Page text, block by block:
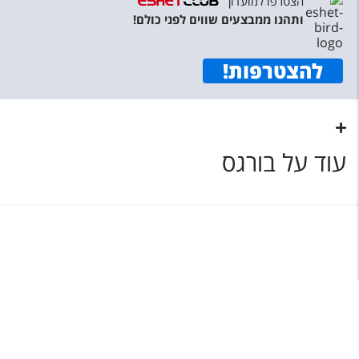
ותהנו ממבצעים שווים לפני כולם!
להצטרפות!
עוד על בורגס